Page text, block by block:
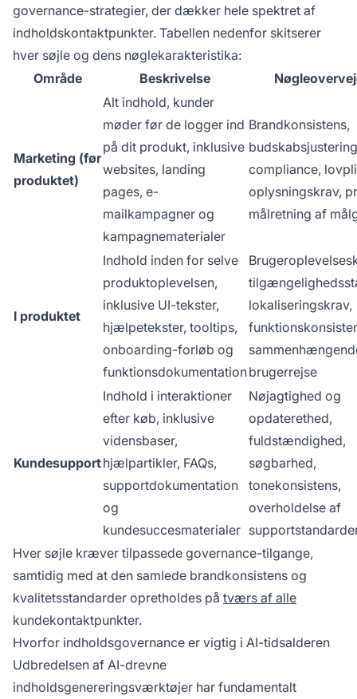
governance-strategier, der dækker hele spektret af
indholdskontaktpunkter. Tabellen nedenfor skitserer
hver søjle og dens nøglekarakteristika:
Område
Beskrivelse
Marketing (før
produktet)
Alt indhold, kunder
møder før de logger ind
på dit produkt, inklusive
websites, landing
pages, e-
mailkampagner og
kampagnematerialer
Brandkonsistens,
compliance,
oplysningskrav,
målretning af
I produktet
Indhold inden for selve
produktoplevelsen,
inklusive UI-tekster,
hjælpetekster, tooltips,
onboarding-forløb og
funktionsdokumentation
lokaliseringskrav,
brugerrejse
Kundesupport
Indhold i interaktioner
efter køb, inklusive
vidensbaser,
hjælpartikler, FAQs,
supportdokumentation
og
kundesuccesmaterialer
Nøjagtighed og
opdaterethed,
fuldstændighed,
søgbarhed,
tonekonsistens,
overholdelse af
Hver søjle kræver tilpassede governance-tilgange,
samtidig med at den samlede brandkonsistens og
kvalitetsstandarder opretholdes på tværs af alle
kundekontaktpunkter.
Hvorfor indholdsgovernance er vigtig i AI-tidsalderen
Udbredelsen af AI-drevne
indholdsgenereringsværktøjer har fundamentalt